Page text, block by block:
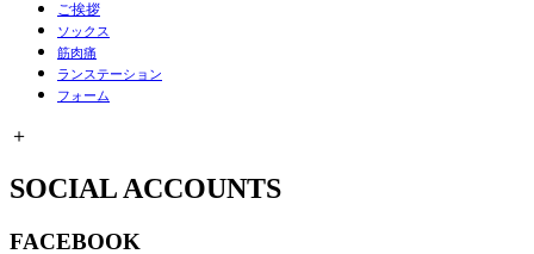
ご挨拶
ソックス
筋肉痛
ランステーション
フォーム
＋
SOCIAL ACCOUNTS
FACEBOOK